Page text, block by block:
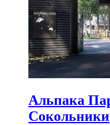
Альпака
Сокольники